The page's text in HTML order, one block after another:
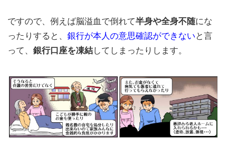
ですので、例えば脳溢血で倒れて半身や全身不随にな
ったりすると、 銀行が本人の意思確認ができない と言
って、 銀行口座を凍結してしまったりします。